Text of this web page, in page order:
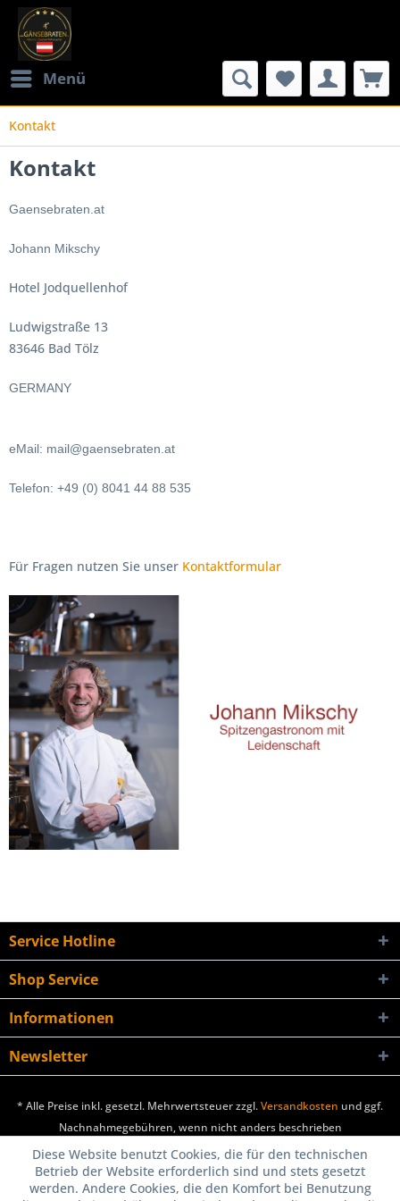
Menü
Kontakt
Kontakt
Gaensebraten.at
Johann Mikschy
Hotel Jodquellenhof
Ludwigstraße 13
83646 Bad Tölz
GERMANY
eMail: mail@gaensebraten.at
Telefon: +49 (0) 8041 44 88 535
Für Fragen nutzen Sie unser Kontaktformular
Service Hotline
Shop Service
Informationen
Newsletter
* Alle Preise inkl. gesetzl. Mehrwertsteuer zzgl.Versandkosten und ggf.
Nachnahmegebühren, wenn nicht anders beschrieben
Diese Website benutzt Cookies, die für den technischen
Betrieb der Website erforderlich sind und stets gesetzt
werden. Andere Cookies, die den Komfort bei Benutzung